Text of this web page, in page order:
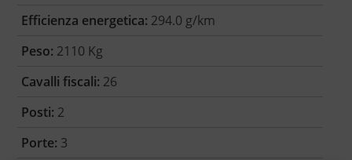
Efficienza energetica: 294.0 g/km
Peso: 2110 Kg
Cavalli fiscali: 26
Posti: 2
Porte: 3